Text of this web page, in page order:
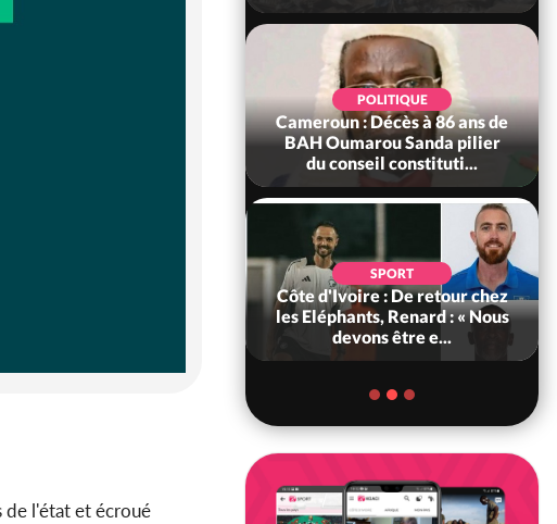
de l'état et écroué
POLITIQUE
Cameroun : Décès à 86 ans de
BAH Oumarou Sanda pilier
du conseil constituti...
SPORT
Côte d'Ivoire : De retour chez
les Eléphants, Renard : « Nous
devons être e...